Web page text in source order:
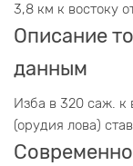
3,8 км к востоку
Описание
данным
Изба в 320 саж. к
(орудия лова)